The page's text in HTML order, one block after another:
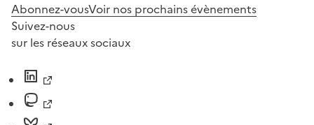
Abonnez-vousVoir nos prochains évènements
Suivez-nous
sur les réseaux sociaux